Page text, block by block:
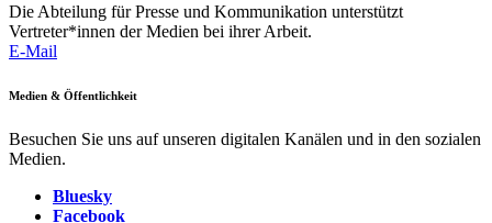
Die Abteilung für Presse und Kommunikation unterstützt
Vertreter*innen der Medien bei ihrer Arbeit.
E-Mail
Medien & Öffentlichkeit
Besuchen Sie uns auf unseren digitalen Kanälen und in den sozialen
Medien.
Bluesky
Facebook